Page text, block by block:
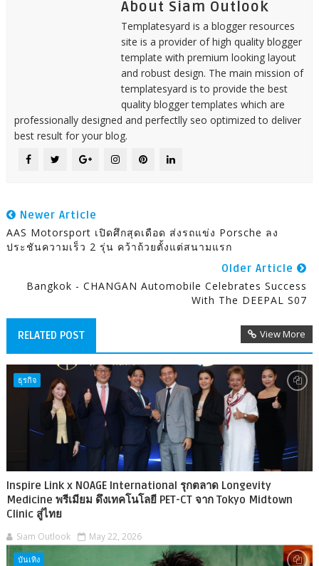
About Siam Outlook
Templatesyard is a blogger resources
site is a provider of high quality blogger
template with premium looking layout
and robust design. The main mission of
templatesyard is to provide the best
quality blogger templates which are
professionally designed and perfectlly seo optimized to deliver
best result for your blog.
Newer Article
AAS Motorsport เปิดศึกสุดเดือด ส่งรถแข่ง Porsche ลง
ประชันความเร็ว 2 รุ่น คว้าถ้วยตั้งแต่สนามแรก
Older Article
Bangkok - CHANGAN Automobile Celebrates Success
With The DEEPAL S07
RELATED POST View More
ธุรกิจ
Inspire Link x NOAGE International รุกตลาด Longevity
Medicine พรีเมียม ดึงเทคโนโลยี PET-CT จาก Tokyo Midtown
Clinic สู่ไทย
Siam Outlook May 22, 2026
บันเทิง